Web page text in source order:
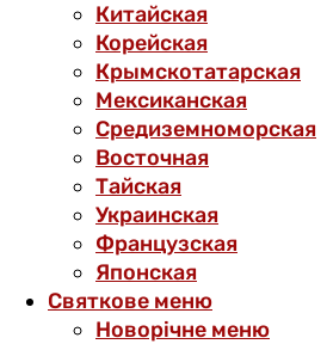
Китайская
Корейская
Крымскотатарская
Мексиканская
Средиземноморская
Восточная
Тайская
Украинская
Французская
Японская
Святкове меню
Новорічне меню